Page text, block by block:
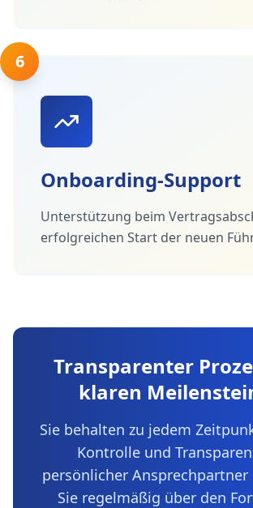
6
Onboarding-Support
Unterstützung beim
erfolgreichen Start der neuen
Transparenter
klaren
Sie behalten zu jedem
Kontrolle und
persönlicher
Sie regelmäßig über den